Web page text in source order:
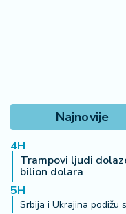
Najnovije
4H
Trampovi ljudi
bilion dolara
5H
Srbija i Ukrajina podižu